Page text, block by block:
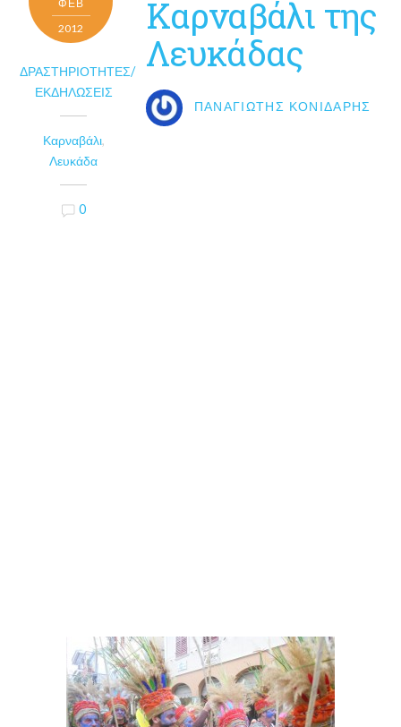
ΦΕΒ
2012
ΔΡΑΣΤΗΡΙΌΤΗΤΕΣ/
ΕΚΔΗΛΏΣΕΙΣ
Καρναβάλι,
Λευκάδα
0
Καρναβάλι της
Λευκάδας
ΠΑΝΑΓΙΏΤΗΣ ΚΟΝΙΔΆΡΗΣ